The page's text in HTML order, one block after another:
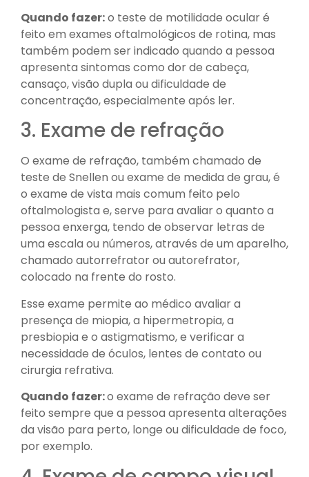
Quando fazer:o teste de motilidade ocular é
feito em exames oftalmológicos de rotina, mas
também podem ser indicado quando a pessoa
apresenta sintomas como dor de cabeça,
cansaço, visão dupla ou dificuldade de
concentração, especialmente após ler.
3. Exame de refração
O exame de refração, também chamado de
teste de Snellen ou exame de medida de grau, é
o exame de vista mais comum feito pelo
oftalmologista e, serve para avaliar o quanto a
pessoa enxerga, tendo de observar letras de
uma escala ou números, através de um aparelho,
chamado autorrefrator ou autorefrator,
colocado na frente do rosto.
Esse exame permite ao médico avaliar a
presença de miopia, a hipermetropia, a
presbiopia e o astigmatismo, e verificar a
necessidade de óculos, lentes de contato ou
cirurgia refrativa.
Quando fazer:o exame de refração deve ser
feito sempre que a pessoa apresenta alterações
da visão para perto, longe ou dificuldade de foco,
por exemplo.